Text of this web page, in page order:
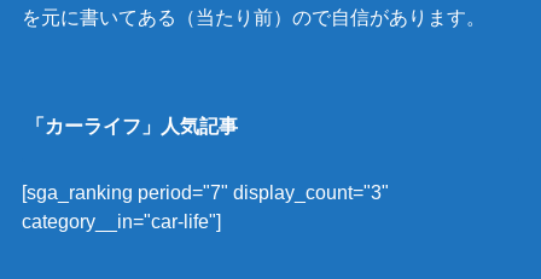
を元に書いてある（当たり前）ので自信があります。
「カーライフ」人気記事
[sga_ranking period="7" display_count="3"
category__in="car-life"]